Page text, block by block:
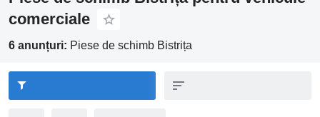
comerciale
6 anunțuri: Piese de schimb Bistrița